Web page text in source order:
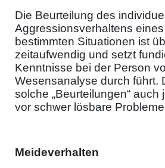
Die Beurteilung des
Aggressionsverhaltens
bestimmten Situationen ist
zeitaufwendig und setzt
Kenntnisse bei der Person
Wesensanalyse durch führt.
solche „Beurteilungen“ auch
vor schwer lösbare
Meideverhalten